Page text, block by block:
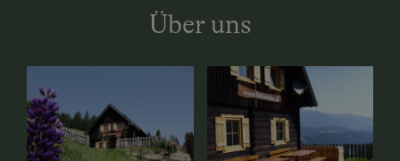
Über uns